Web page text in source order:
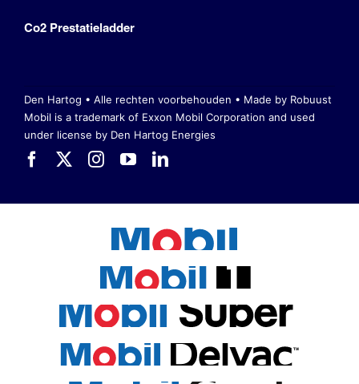
Co2 Prestatieladder
Den Hartog • Alle rechten voorbehouden • Made by Robuust
Mobil is a trademark of Exxon Mobil Corporation and used
under license by Den Hartog Energies